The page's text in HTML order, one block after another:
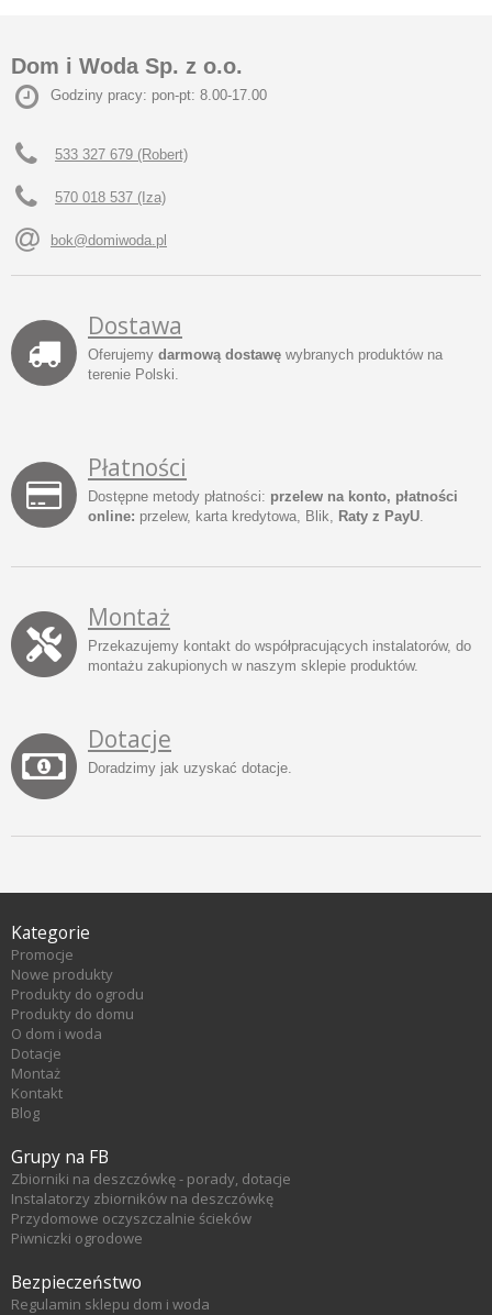
Dom i Woda Sp. z o.o.
Godziny pracy: pon-pt: 8.00-17.00
533 327 679 (Robert)
570 018 537 (Iza)
bok@domiwoda.pl
Dostawa
Oferujemy darmową dostawę wybranych produktów na
terenie Polski.
Płatności
Dostępne metody płatności: przelew na konto, płatności
online: przelew, karta kredytowa, Blik, Raty z PayU.
Montaż
Przekazujemy kontakt do współpracujących instalatorów, do
montażu zakupionych w naszym sklepie produktów.
Dotacje
Doradzimy jak uzyskać dotacje.
Kategorie
Promocje
Nowe produkty
Produkty do ogrodu
Produkty do domu
O dom i woda
Dotacje
Montaż
Kontakt
Blog
Grupy na FB
Zbiorniki na deszczówkę - porady, dotacje
Instalatorzy zbiorników na deszczówkę
Przydomowe oczyszczalnie ścieków
Piwniczki ogrodowe
Bezpieczeństwo
Regulamin sklepu dom i woda